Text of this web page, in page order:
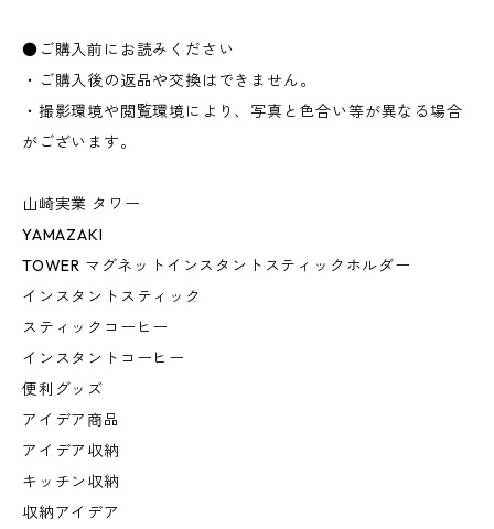
●ご購入前にお読みください
・ご購入後の返品や交換はできません。
・撮影環境や閲覧環境により、写真と色合い等が異なる場合
がございます。
山崎実業 タワー
YAMAZAKI
TOWER マグネットインスタントスティックホルダー
インスタントスティック
スティックコーヒー
インスタントコーヒー
便利グッズ
アイデア商品
アイデア収納
キッチン収納
収納アイデア